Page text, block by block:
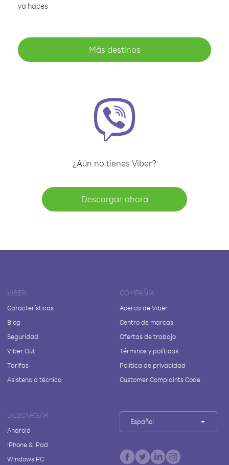
ya haces
Más destinos
¿Aún no tienes Viber?
Descargar ahora
VIBER
Características
Blog
Seguridad
Viber Out
Tarifas
Asistencia técnica
COMPAÑÍA
Acerca de Viber
Centro de marcas
Ofertas de trabajo
Términos y políticas
Política de privacidad
Customer Complaints Code
DESCARGAR
Android
iPhone & iPad
Windows PC
Español